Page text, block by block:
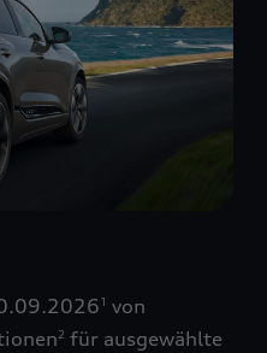
1 von
2 für ausgewählte